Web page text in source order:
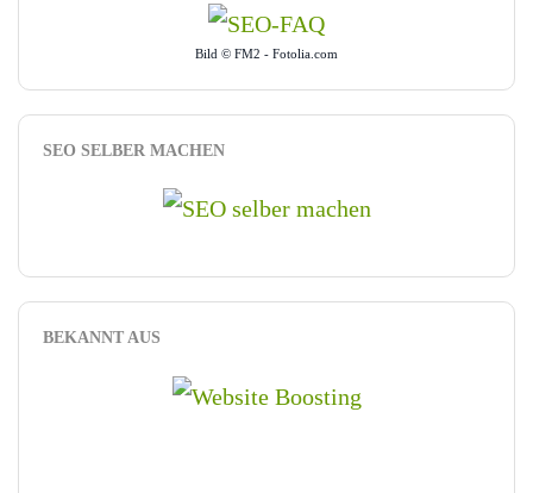
Bild © FM2 - Fotolia.com
SEO SELBER MACHEN
BEKANNT AUS